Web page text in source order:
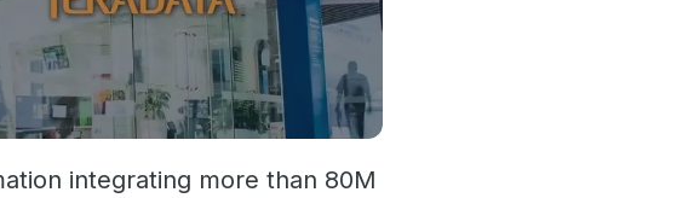
integrating more than 80M